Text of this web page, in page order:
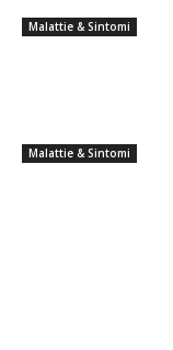
Malattie & Sintomi
Malattie & Sintomi